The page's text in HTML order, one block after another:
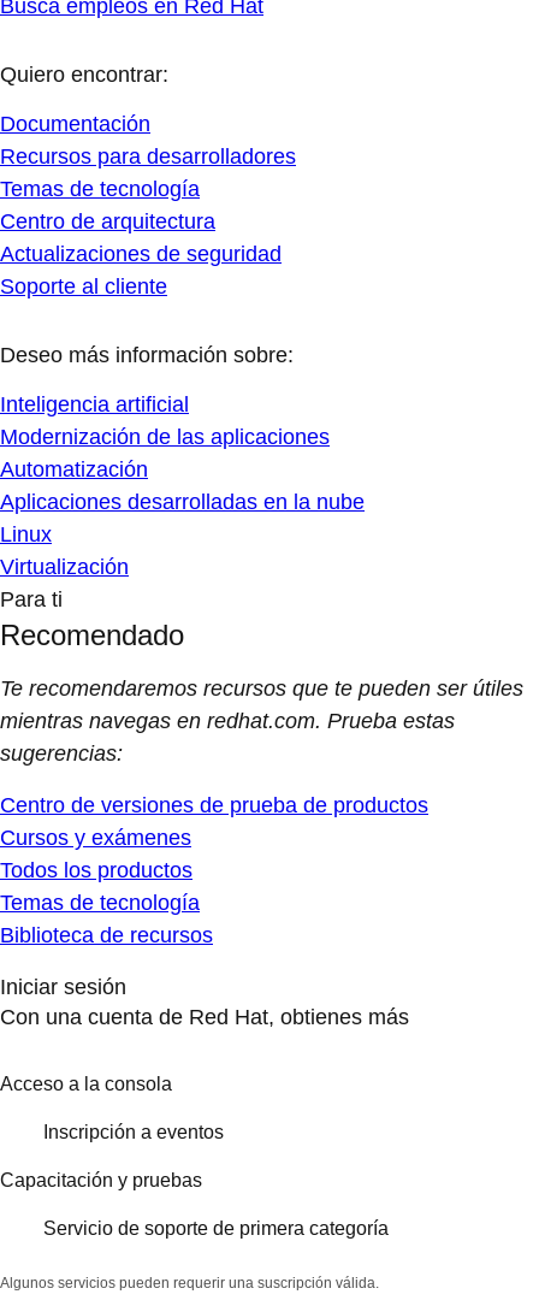
Busca empleos en Red Hat
Quiero encontrar:
Documentación
Recursos para desarrolladores
Temas de tecnología
Centro de arquitectura
Actualizaciones de seguridad
Soporte al cliente
Deseo más información sobre:
Inteligencia artificial
Modernización de las aplicaciones
Automatización
Aplicaciones desarrolladas en la nube
Linux
Virtualización
Para ti
Recomendado
Te recomendaremos recursos que te pueden ser útiles
mientras navegas en redhat.com. Prueba estas
sugerencias:
Centro de versiones de prueba de productos
Cursos y exámenes
Todos los productos
Temas de tecnología
Biblioteca de recursos
Iniciar sesión
Con una cuenta de Red Hat, obtienes más
Acceso a la consola
Inscripción a eventos
Capacitación y pruebas
Servicio de soporte de primera categoría
Algunos servicios pueden requerir una suscripción válida.